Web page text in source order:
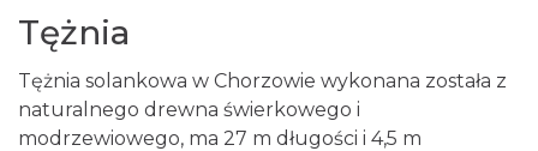
Tężnia
Tężnia solankowa w Chorzowie wykonana została z
naturalnego drewna świerkowego i
modrzewiowego, ma 27 m długości i 4,5 m